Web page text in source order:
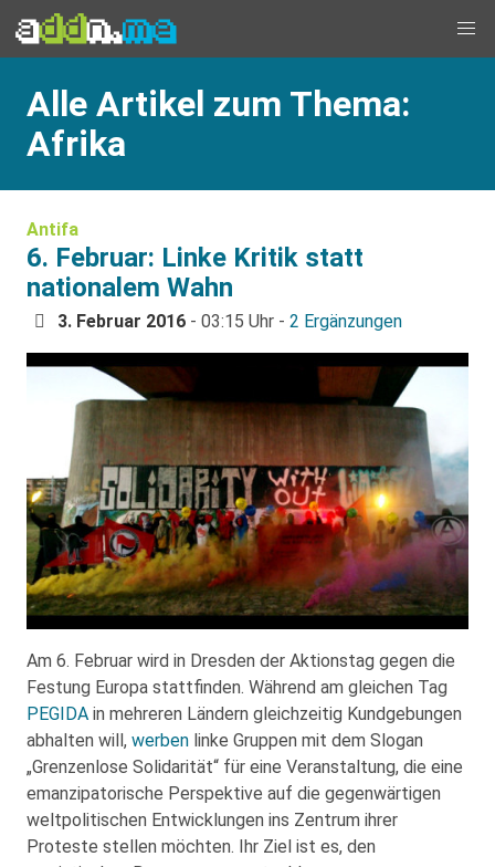
Alle Artikel zum Thema:
Afrika
Antifa
6. Februar: Linke Kritik statt
nationalem Wahn
3. Februar 2016 - 03:15 Uhr - 2 Ergänzungen
Am 6. Februar wird in Dresden der Aktionstag gegen die
Festung Europa stattfinden. Während am gleichen Tag
PEGIDA in mehreren Ländern gleichzeitig Kundgebungen
abhalten will, werben linke Gruppen mit dem Slogan
„Grenzenlose Solidarität“ für eine Veranstaltung, die eine
emanzipatorische Perspektive auf die gegenwärtigen
weltpolitischen Entwicklungen ins Zentrum ihrer
Proteste stellen möchten. Ihr Ziel ist es, den